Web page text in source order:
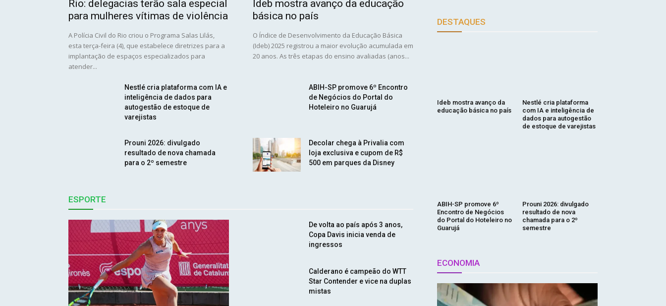
Rio: delegacias terão sala especial
para mulheres vítimas de violência
A Polícia Civil do Rio criou o Programa Salas Lilás,
esta terça-feira (4), que estabelece diretrizes para a
implantação de espaços especializados para
atender...
Ideb mostra avanço da educação
básica no país
O Índice de Desenvolvimento da Educação Básica
(Ideb) 2025 registrou a maior evolução acumulada em
20 anos. As três etapas do ensino avaliadas (anos...
Nestlé cria plataforma com IA e
inteligência de dados para
autogestão de estoque de
varejistas
ABIH-SP promove 6º Encontro
de Negócios do Portal do
Hoteleiro no Guarujá
Prouni 2026: divulgado
resultado de nova chamada
para o 2º semestre
Decolar chega à Privalia com
loja exclusiva e cupom de R$
500 em parques da Disney
ESPORTE
De volta ao país após 3 anos,
Copa Davis inicia venda de
ingressos
Calderano é campeão do WTT
Star Contender e vice na duplas
mistas
DESTAQUES
Ideb mostra avanço da
educação básica no país
Nestlé cria plataforma
com IA e inteligência de
dados para autogestão
de estoque de varejistas
ABIH-SP promove 6º
Encontro de Negócios
do Portal do Hoteleiro no
Guarujá
Prouni 2026: divulgado
resultado de nova
chamada para o 2º
semestre
ECONOMIA